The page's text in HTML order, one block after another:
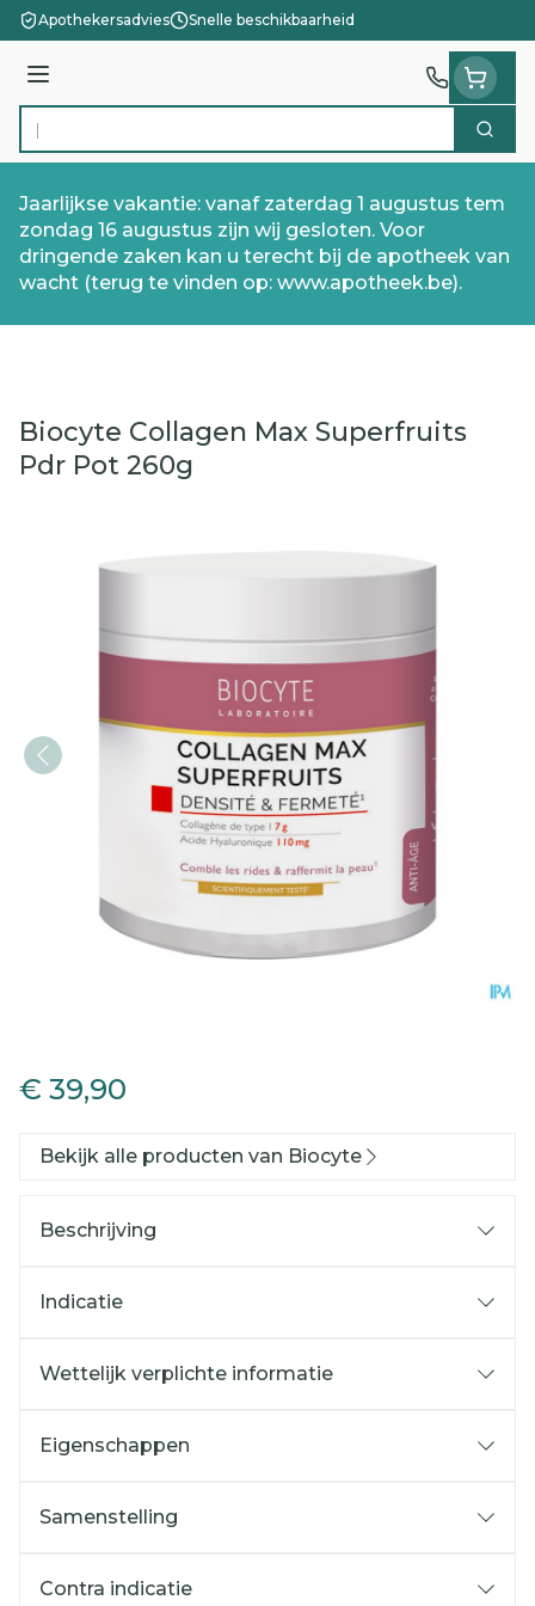
Ga naar de inhoud
Apothekersadvies Snelle beschikbaarheid
Menu
Product, merk, categorie... Zoek
Jaarlijkse vakantie: vanaf zaterdag 1 augustus tem
zondag 16 augustus zijn wij gesloten. Voor
dringende zaken kan u terecht bij de apotheek van
wacht (terug te vinden op: www.apotheek.be).
Biocyte Collagen Max Superfruits
Pdr Pot 260g
€ 39,90
Bekijk alle producten van Biocyte
Beschrijving
Indicatie
Wettelijk verplichte informatie
Eigenschappen
Samenstelling
Contra indicatie